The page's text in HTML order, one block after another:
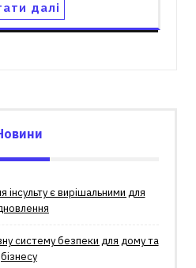
далі
інсульту є вирішальними для
систему безпеки для дому та
бізнесу